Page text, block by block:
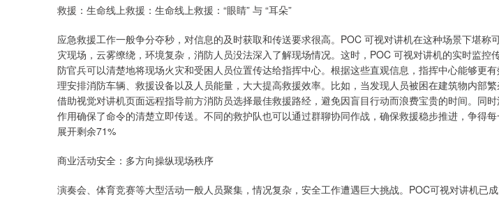
救援：生命线上救援：生命线上救援：“眼睛” 与 “耳朵”
应急救援工作一般争分夺秒，对信息的及时获取和传送要求很高。POC 可视对讲机在这种场景下堪称
灾现场，云雾缭绕，环境复杂，消防人员没法深入了解现场情况。这时，POC 可视对讲机的实时监控
防官兵可以清楚地将现场火灾和受困人员位置传达给指挥中心。根据这些直观信息，指挥中心能够更
理安排消防车辆、救援设备以及人员能量，大大提高救援效率。比如，当发现人员被困在建筑物内部
借助视觉对讲机页面远程指导前方消防员选择最佳救援路经，避免因盲目行动而浪费宝贵的时间。同
作用确保了命令的清楚立即传送。不同的救护队也可以通过群聊协同作战，确保救援稳步推进，争得每
展开剩余71%
商业活动安全：多方向操纵现场秩序
演奏会、体育竞赛等大型活动一般人员聚集，情况复杂，安全工作遭遇巨大挑战。POC可视对讲机已